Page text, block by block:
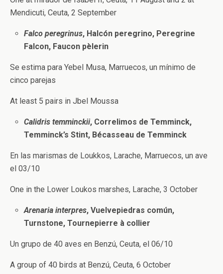
Mendicuti, Ceuta, 2 September
Falco peregrinus, Halcón peregrino, Peregrine
Falcon, Faucon pèlerin
Se estima para Yebel Musa, Marruecos, un mínimo de
cinco parejas
At least 5 pairs in Jbel Moussa
Calidris temminckii, Correlimos de Temminck,
Temminck’s Stint, Bécasseau de Temminck
En las marismas de Loukkos, Larache, Marruecos, un ave
el 03/10
One in the Lower Loukos marshes, Larache, 3 October
Arenaria interpres, Vuelvepiedras común,
Turnstone, Tournepierre à collier
Un grupo de 40 aves en Benzú, Ceuta, el 06/10
A group of 40 birds at Benzú, Ceuta, 6 October